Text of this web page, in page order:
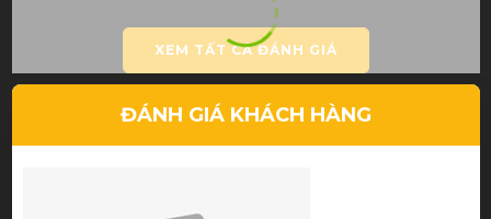
XEM TẤT CẢ ĐÁNH GIÁ
ĐÁNH GIÁ KHÁCH HÀNG